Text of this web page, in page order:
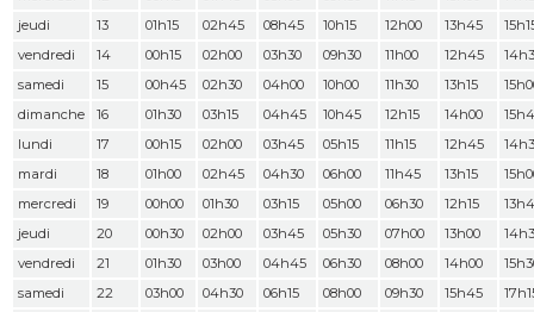
jeudi
13 01h15 02h45 08h45 10h15 12h00 13h45
vendredi
14 00h15 02h00 03h30 09h30 11h00 12h45
samedi
15 00h45 02h30 04h00 10h00 11h30 13h15
dimanche
16 01h30 03h15 04h45 10h45 12h15 14h00
lundi
17 00h15 02h00 03h45 05h15 11h15 12h45
mardi
18 01h00 02h45 04h30 06h00 11h45 13h15
mercredi
19 00h00 01h30 03h15 05h00 06h30 12h15
jeudi
20 00h30 02h00 03h45 05h30 07h00 13h00
vendredi
21 01h30 03h00 04h45 06h30 08h00 14h00
samedi
22 03h00 04h30 06h15 08h00 09h30 15h45